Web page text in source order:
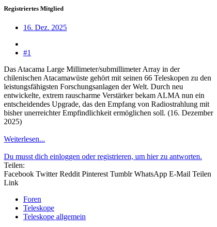
Registriertes Mitglied
16. Dez. 2025
#1
Das Atacama Large Millimeter/submillimeter Array in der
chilenischen Atacamawüste gehört mit seinen 66 Teleskopen zu den
leistungsfähigsten Forschungsanlagen der Welt. Durch neu
entwickelte, extrem rauscharme Verstärker bekam ALMA nun ein
entscheidendes Upgrade, das den Empfang von Radiostrahlung mit
bisher unerreichter Empfindlichkeit ermöglichen soll. (16. Dezember
2025)
Weiterlesen...
Du musst dich einloggen oder registrieren, um hier zu antworten.
Teilen:
Facebook Twitter Reddit Pinterest Tumblr WhatsApp E-Mail Teilen
Link
Foren
Teleskope
Teleskope allgemein